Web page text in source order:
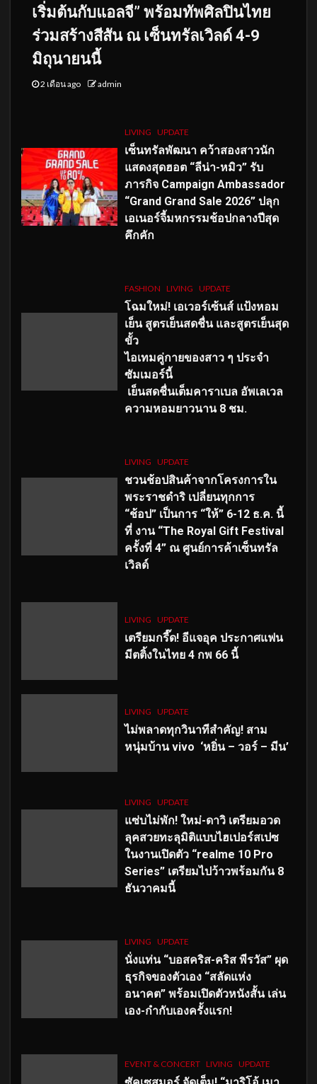
เริ่มต้นกับแอลจี” พร้อมทัพศิลปินไทย
ร่วมสร้างสีสัน ณ เซ็นทรัลเวิลด์ 4-9
มิถุนายนนี้
2 เดือน ago admin
LIVING UPDATE
เซ็นทรัลพัฒนา คว้าสองสาวนัก
แสดงสุดฮอต “ลีน่า-หมิว” รับ
ภารกิจ Campaign Ambassador
“Grand Grand Sale 2026” ปลุก
เอเนอร์จี้มหกรรมช้อปกลางปีสุด
คึกคัก
FASHION LIVING UPDATE
โฉมใหม่! เอเวอร์เซ้นส์ แป้งหอม
เย็น สูตรเย็นสดชื่น และสูตรเย็นสุด
ขั้ว
ไอเทมคู่กายของสาว ๆ ประจำ
ซัมเมอร์นี้
เย็นสดชื่นเต็มคาราเบล อัพเลเวล
ความหอมยาวนาน 8 ชม.
LIVING UPDATE
ชวนช้อปสินค้าจากโครงการใน
พระราชดำริ เปลี่ยนทุกการ
“ช้อป” เป็นการ “ให้” 6-12 ธ.ค. นี้
ที่ งาน “The Royal Gift Festival
ครั้งที่ 4” ณ ศูนย์การค้าเซ็นทรัล
เวิลด์
LIVING UPDATE
เตรียมกรี๊ด! อีแจอุค ประกาศแฟน
มีตติ้งในไทย 4 กพ 66 นี้
LIVING UPDATE
ไม่พลาดทุกวินาทีสำคัญ! สาม
หนุ่มบ้าน vivo ‘หยิ่น – วอร์ – มีน’
LIVING UPDATE
แซ่บไม่พัก! ใหม่-ดาวิ เตรียมอวด
ลุคสวยทะลุมิติแบบไฮเปอร์สเปซ
ในงานเปิดตัว “realme 10 Pro
Series” เตรียมไปว้าวพร้อมกัน 8
ธันวาคมนี้
LIVING UPDATE
นั่งแท่น “บอสคริส-คริส พีรวัส” ผุด
ธุรกิจของตัวเอง “สลัดแห่ง
อนาคต” พร้อมเปิดตัวหนังสั้น เล่น
เอง-กำกับเองครั้งแรก!
EVENT & CONCERT LIVING UPDATE